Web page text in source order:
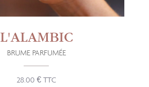
L'ALAMBIC
BRUME PARFUMÉE
28.00 € TTC